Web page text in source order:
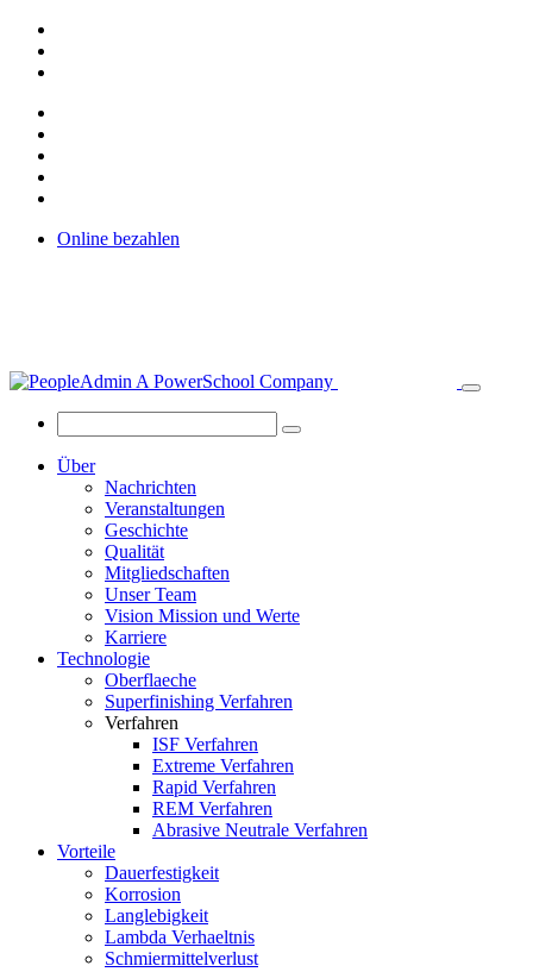
Online bezahlen
Über
Nachrichten
Veranstaltungen
Geschichte
Qualität
Mitgliedschaften
Unser Team
Vision Mission und Werte
Karriere
Technologie
Oberflaeche
Superfinishing Verfahren
Verfahren
ISF Verfahren
Extreme Verfahren
Rapid Verfahren
REM Verfahren
Abrasive Neutrale Verfahren
Vorteile
Dauerfestigkeit
Korrosion
Langlebigkeit
Lambda Verhaeltnis
Schmiermittelverlust